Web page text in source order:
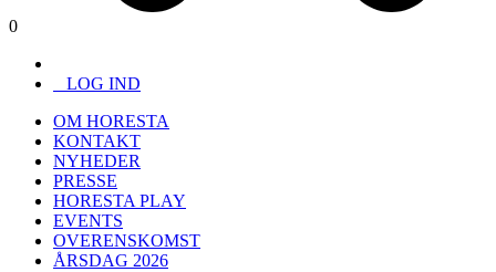
0
LOG IND
OM HORESTA
KONTAKT
NYHEDER
PRESSE
HORESTA PLAY
EVENTS
OVERENSKOMST
ÅRSDAG 2026